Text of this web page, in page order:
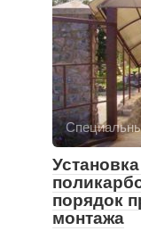
порядок
монтажа